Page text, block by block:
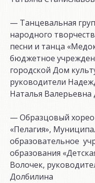
— Танцевальная
народного
песни и танца
бюджетное
городской Дом
руководители
Наталья Валерьевна
— Образцовый
«Пелагия»,
образовательное
образования
Волочек,
Долбилина